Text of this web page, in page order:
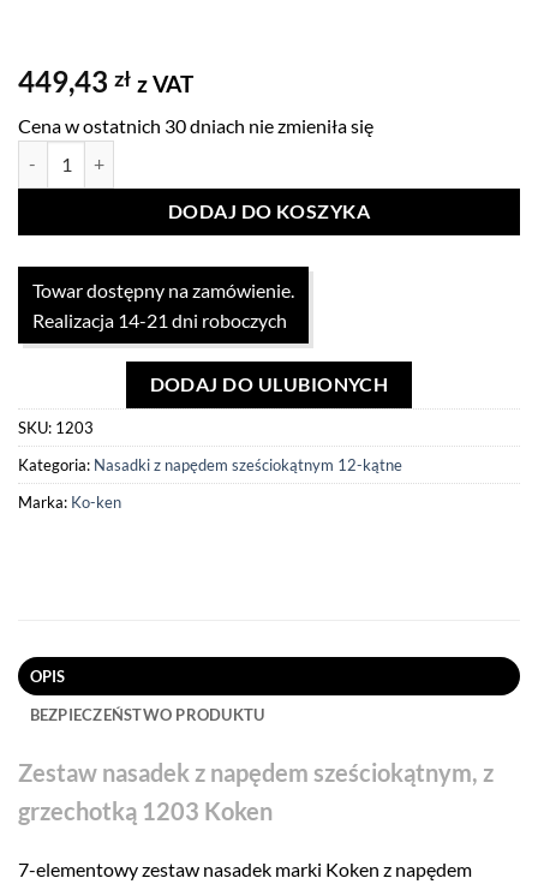
449,43 zł z VAT
Cena w ostatnich 30 dniach nie zmieniła się
DODAJ DO KOSZYKA
Towar dostępny na zamówienie.
Realizacja 14-21 dni roboczych
DODAJ DO ULUBIONYCH
SKU: 1203
Kategoria: Nasadki z napędem sześciokątnym 12-kątne
Marka: Ko-ken
OPIS
BEZPIECZEŃSTWO PRODUKTU
Zestaw nasadek z napędem sześciokątnym, z
grzechotką 1203 Koken
7-elementowy zestaw nasadek marki Koken z napędem